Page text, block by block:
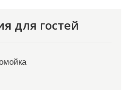
для гостей